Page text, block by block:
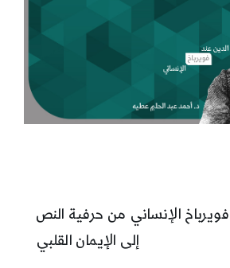
الإنساني من حرفية النص
إلى الإيمان القلبي